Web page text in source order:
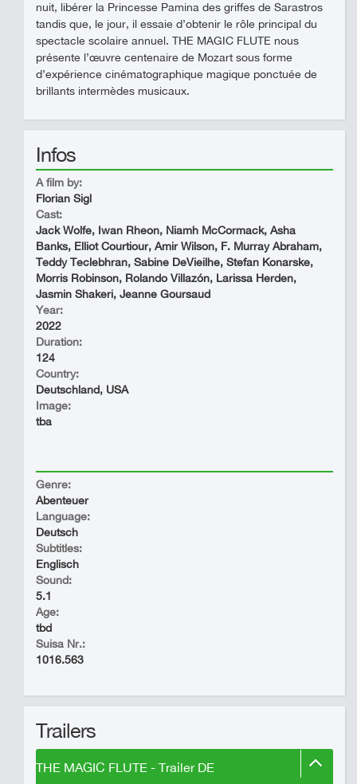
nuit, libérer la Princesse Pamina des griffes de Sarastros
tandis que, le jour, il essaie d’obtenir le rôle principal du
spectacle scolaire annuel. THE MAGIC FLUTE nous
présente l’œuvre centenaire de Mozart sous forme
d’expérience cinématographique magique ponctuée de
brillants intermèdes musicaux.
Infos
A film by:
Florian Sigl
Cast:
Jack Wolfe, Iwan Rheon, Niamh McCormack, Asha
Banks, Elliot Courtiour, Amir Wilson, F. Murray Abraham,
Teddy Teclebhran, Sabine DeVieilhe, Stefan Konarske,
Morris Robinson, Rolando Villazón, Larissa Herden,
Jasmin Shakeri, Jeanne Goursaud
Year:
2022
Duration:
124
Country:
Deutschland, USA
Image:
tba
Genre:
Abenteuer
Language:
Deutsch
Subtitles:
Englisch
Sound:
5.1
Age:
tbd
Suisa Nr.:
1016.563
Trailers
THE MAGIC FLUTE - Trailer DE